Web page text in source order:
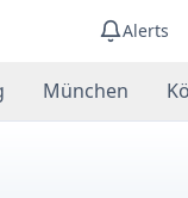
Alerts
München